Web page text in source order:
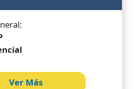
Ver Más